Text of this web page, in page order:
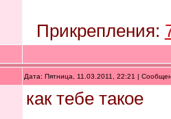
Прикрепления:
Дата: Пятница, 11.03.2011, 22:21 |
как тебе такое